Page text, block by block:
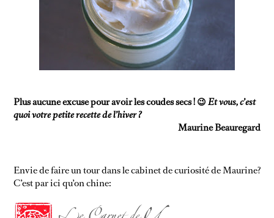
Plus aucune excuse pour avoir les coudes secs ! 😉Et vous, c’est
quoi votre petite recette de l’hiver ?
Maurine Beauregard
Envie de faire un tour dans le cabinet de curiosité de Maurine?
C’est par ici qu’on chine: